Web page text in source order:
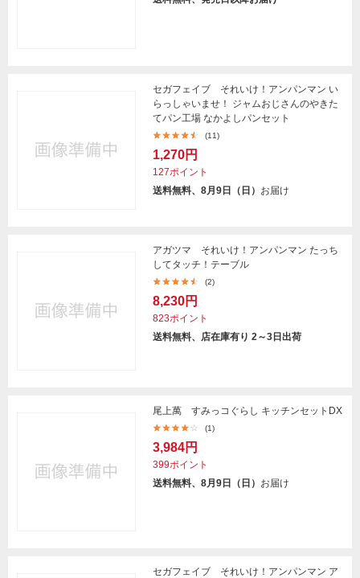
セガフェイブ それいけ！アンパンマン い
らっしゃいませ！ ジャムおじさんのやきた
てパン工場 なかよしパンセット
(11)
1,270円
127ポイント
送料無料、8月9日（日） お届け
アガツマ それいけ！アンパンマン たっち
してタッチ！テーブル
(2)
8,230円
823ポイント
送料無料、店在庫有り 2～3日出荷
尾上萬 すみっコぐらし キッチンセットDX
(1)
3,984円
399ポイント
送料無料、8月9日（日） お届け
セガフェイブ それいけ！アンパンマン ア